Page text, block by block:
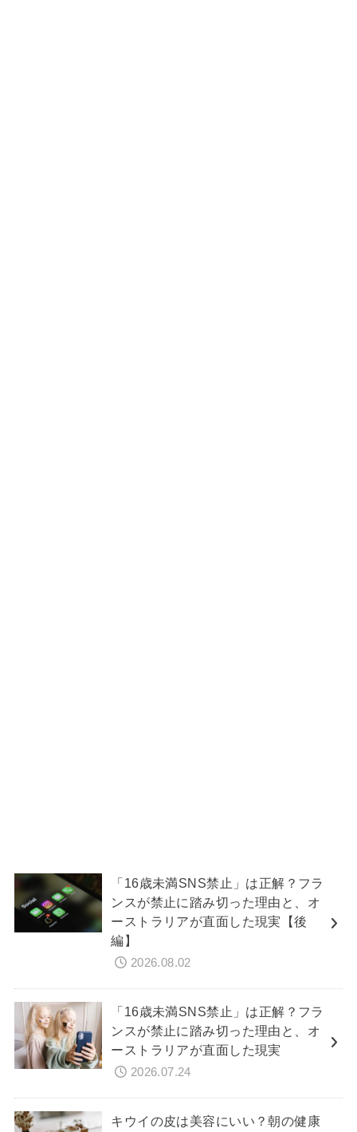
「16歳未満SNS禁止」は正解？フラ
ンスが禁止に踏み切った理由と、オ
ーストラリアが直面した現実【後
編】
2026.08.02
「16歳未満SNS禁止」は正解？フラ
ンスが禁止に踏み切った理由と、オ
ーストラリアが直面した現実
2026.07.24
キウイの皮は美容にいい？朝の健康